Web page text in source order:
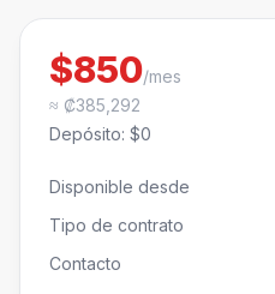
$850/mes
≈ ₡385,292
Depósito: $0
Disponible desde
Tipo de contrato
Contacto